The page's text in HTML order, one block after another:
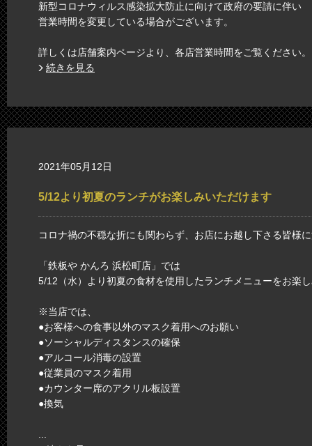
新型コロナウィルス感染拡大防止に向けて政府の要請に伴い
営業時間を変更している場合がございます。
詳しくは店舗案内ページより、各店営業時間をご覧ください。
続きを見る
2021年05月12日
5/12より初夏のランチがお楽しみいただけます
コロナ禍の不穏な折にも関わらず、お店にお越し下さる皆様
「鉄板や かんろ 浜松町店」では
5/12（水）より初夏の食材を使用したランチメニューをお楽
※当店では、
●お客様への食事以外のマスク着用へのお願い
●ソーシャルディスタンスの確保
●アルコール消毒の設置
●従業員のマスク着用
●カウンター席のアクリル板設置
●換気